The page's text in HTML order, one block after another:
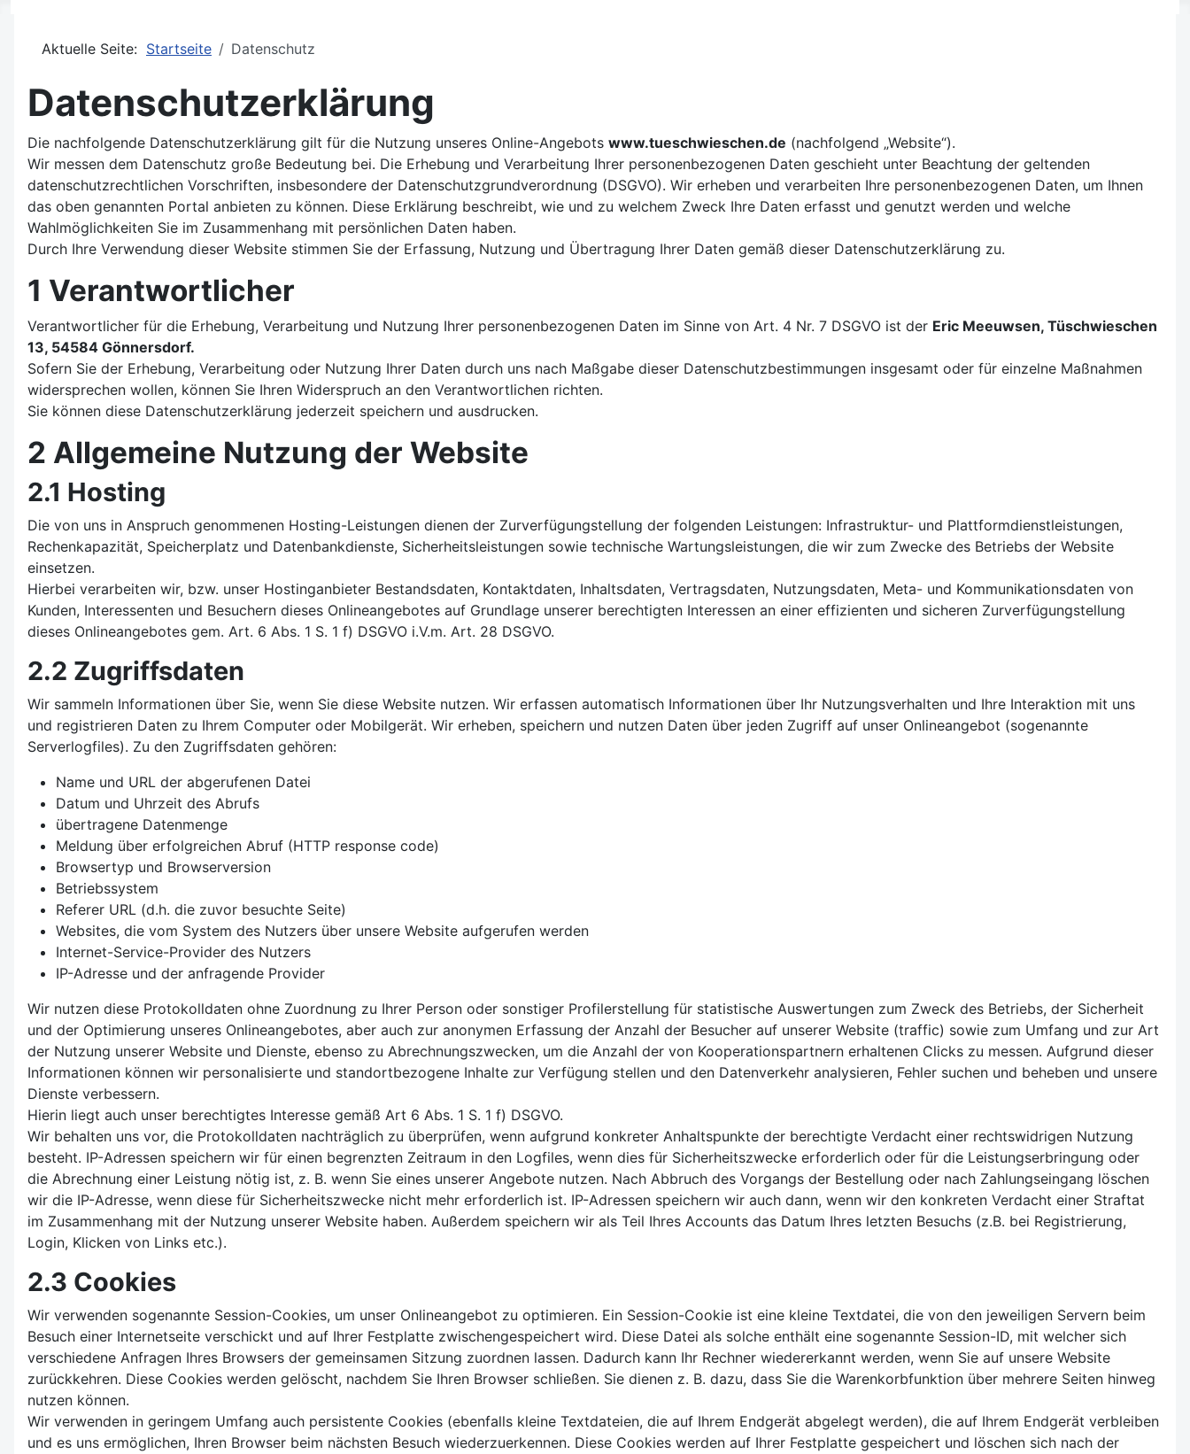
Aktuelle Seite: Startseite Datenschutz
Datenschutzerklärung
Die nachfolgende Datenschutzerklärung gilt für die Nutzung unseres Online-Angebots www.tueschwieschen.de (nachfolgend „Website“).
Wir messen dem Datenschutz große Bedeutung bei. Die Erhebung und Verarbeitung Ihrer personenbezogenen Daten geschieht unter Beachtung der geltenden
datenschutzrechtlichen Vorschriften, insbesondere der Datenschutzgrundverordnung (DSGVO). Wir erheben und verarbeiten Ihre personenbezogenen Daten, um Ihnen
das oben genannten Portal anbieten zu können. Diese Erklärung beschreibt, wie und zu welchem Zweck Ihre Daten erfasst und genutzt werden und welche
Wahlmöglichkeiten Sie im Zusammenhang mit persönlichen Daten haben.
Durch Ihre Verwendung dieser Website stimmen Sie der Erfassung, Nutzung und Übertragung Ihrer Daten gemäß dieser Datenschutzerklärung zu.
1 Verantwortlicher
Verantwortlicher für die Erhebung, Verarbeitung und Nutzung Ihrer personenbezogenen Daten im Sinne von Art. 4 Nr. 7 DSGVO ist der Eric Meeuwsen, Tüschwieschen
13, 54584 Gönnersdorf.
Sofern Sie der Erhebung, Verarbeitung oder Nutzung Ihrer Daten durch uns nach Maßgabe dieser Datenschutzbestimmungen insgesamt oder für einzelne Maßnahmen
widersprechen wollen, können Sie Ihren Widerspruch an den Verantwortlichen richten.
Sie können diese Datenschutzerklärung jederzeit speichern und ausdrucken.
2 Allgemeine Nutzung der Website
2.1 Hosting
Die von uns in Anspruch genommenen Hosting-Leistungen dienen der Zurverfügungstellung der folgenden Leistungen: Infrastruktur- und Plattformdienstleistungen,
Rechenkapazität, Speicherplatz und Datenbankdienste, Sicherheitsleistungen sowie technische Wartungsleistungen, die wir zum Zwecke des Betriebs der Website
einsetzen.
Hierbei verarbeiten wir, bzw. unser Hostinganbieter Bestandsdaten, Kontaktdaten, Inhaltsdaten, Vertragsdaten, Nutzungsdaten, Meta- und Kommunikationsdaten von
Kunden, Interessenten und Besuchern dieses Onlineangebotes auf Grundlage unserer berechtigten Interessen an einer effizienten und sicheren Zurverfügungstellung
dieses Onlineangebotes gem. Art. 6 Abs. 1 S. 1 f) DSGVO i.V.m. Art. 28 DSGVO.
2.2 Zugriffsdaten
Wir sammeln Informationen über Sie, wenn Sie diese Website nutzen. Wir erfassen automatisch Informationen über Ihr Nutzungsverhalten und Ihre Interaktion mit uns
und registrieren Daten zu Ihrem Computer oder Mobilgerät. Wir erheben, speichern und nutzen Daten über jeden Zugriff auf unser Onlineangebot (sogenannte
Serverlogfiles). Zu den Zugriffsdaten gehören:
Name und URL der abgerufenen Datei
Datum und Uhrzeit des Abrufs
übertragene Datenmenge
Meldung über erfolgreichen Abruf (HTTP response code)
Browsertyp und Browserversion
Betriebssystem
Referer URL (d.h. die zuvor besuchte Seite)
Websites, die vom System des Nutzers über unsere Website aufgerufen werden
Internet-Service-Provider des Nutzers
IP-Adresse und der anfragende Provider
Wir nutzen diese Protokolldaten ohne Zuordnung zu Ihrer Person oder sonstiger Profilerstellung für statistische Auswertungen zum Zweck des Betriebs, der Sicherheit
und der Optimierung unseres Onlineangebotes, aber auch zur anonymen Erfassung der Anzahl der Besucher auf unserer Website (traffic) sowie zum Umfang und zur Art
der Nutzung unserer Website und Dienste, ebenso zu Abrechnungszwecken, um die Anzahl der von Kooperationspartnern erhaltenen Clicks zu messen. Aufgrund dieser
Informationen können wir personalisierte und standortbezogene Inhalte zur Verfügung stellen und den Datenverkehr analysieren, Fehler suchen und beheben und unsere
Dienste verbessern.
Hierin liegt auch unser berechtigtes Interesse gemäß Art 6 Abs. 1 S. 1 f) DSGVO.
Wir behalten uns vor, die Protokolldaten nachträglich zu überprüfen, wenn aufgrund konkreter Anhaltspunkte der berechtigte Verdacht einer rechtswidrigen Nutzung
besteht. IP-Adressen speichern wir für einen begrenzten Zeitraum in den Logfiles, wenn dies für Sicherheitszwecke erforderlich oder für die Leistungserbringung oder
die Abrechnung einer Leistung nötig ist, z. B. wenn Sie eines unserer Angebote nutzen. Nach Abbruch des Vorgangs der Bestellung oder nach Zahlungseingang löschen
wir die IP-Adresse, wenn diese für Sicherheitszwecke nicht mehr erforderlich ist. IP-Adressen speichern wir auch dann, wenn wir den konkreten Verdacht einer Straftat
im Zusammenhang mit der Nutzung unserer Website haben. Außerdem speichern wir als Teil Ihres Accounts das Datum Ihres letzten Besuchs (z.B. bei Registrierung,
Login, Klicken von Links etc.).
2.3 Cookies
Wir verwenden sogenannte Session-Cookies, um unser Onlineangebot zu optimieren. Ein Session-Cookie ist eine kleine Textdatei, die von den jeweiligen Servern beim
Besuch einer Internetseite verschickt und auf Ihrer Festplatte zwischengespeichert wird. Diese Datei als solche enthält eine sogenannte Session-ID, mit welcher sich
verschiedene Anfragen Ihres Browsers der gemeinsamen Sitzung zuordnen lassen. Dadurch kann Ihr Rechner wiedererkannt werden, wenn Sie auf unsere Website
zurückkehren. Diese Cookies werden gelöscht, nachdem Sie Ihren Browser schließen. Sie dienen z. B. dazu, dass Sie die Warenkorbfunktion über mehrere Seiten hinweg
nutzen können.
Wir verwenden in geringem Umfang auch persistente Cookies (ebenfalls kleine Textdateien, die auf Ihrem Endgerät abgelegt werden), die auf Ihrem Endgerät verbleiben
und es uns ermöglichen, Ihren Browser beim nächsten Besuch wiederzuerkennen. Diese Cookies werden auf Ihrer Festplatte gespeichert und löschen sich nach der